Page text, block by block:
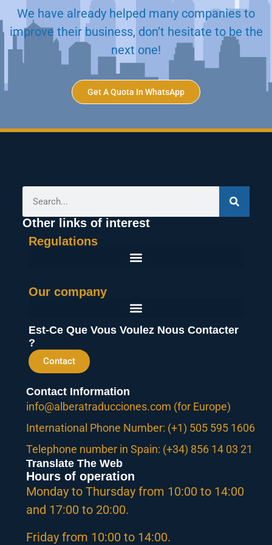
We have already helped many companies to
improve their business, don’t hesitate to be the
next one!
Get A Quota In WhatsApp
Other links of interest
Regulations
Our company
Est-Ce Que Vous Voulez Nous Contacter
?
Contact
Contact Information
info@alberatraducciones.com (for Europe)
International Phone Number: (+1) 505 595 1606
Telephone number in Spain: (+34) 856 14 03 21
Translate The Web
Hours of operation
Monday to Thursday from 10:00 to 14:00
and 17:00 to 20:00.
Friday from 10:00 to 14:00.